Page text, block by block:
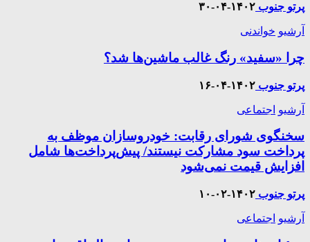
پرتو جنوب ۱۴۰۲-۰۴-۳۰
آرشیو خواندنی
چرا «سفید» رنگ غالب ماشین‌ها شد؟
پرتو جنوب ۱۴۰۲-۰۴-۱۶
آرشیو اجتماعی
سخنگوی شورای رقابت: خودروسازان موظف به
پرداخت سود مشارکت نیستند/ پیش‌پرداخت‌ها شامل
افزایش قیمت نمی‌شود
پرتو جنوب ۱۴۰۲-۰۲-۱۰
آرشیو اجتماعی